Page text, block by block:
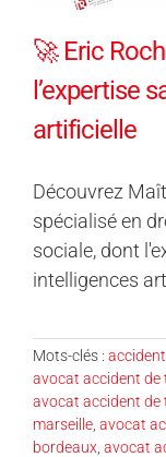
🚀 Eric
l’expertise
artificielle
Découvrez
spécialisé en
sociale, dont
intelligences
Mots-clés :
avocat accident de
avocat accident de
marseille avocat
bordeaux avocat